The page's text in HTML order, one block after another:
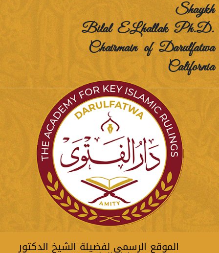
Shaykh
Bilal ELhallak Ph.D.
Chairmain of Darulfatwa
California
الموقع الرسمي لفضيلة الشيخ الدكتور